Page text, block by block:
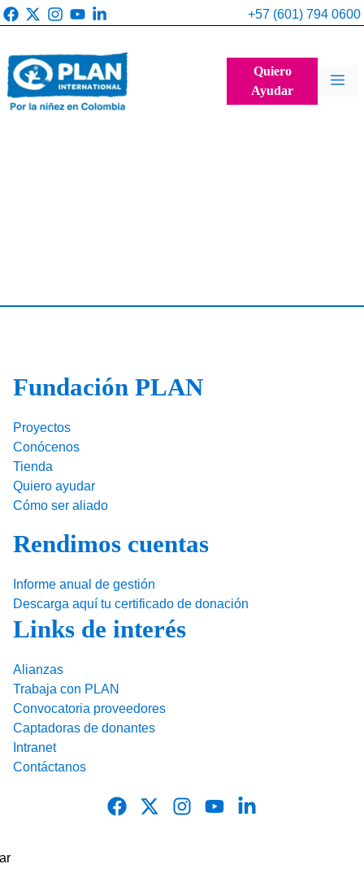
Saltar
al
+57 (601) 794 0600
Quiero
Ayudar
Fundación PLAN
Proyectos
Conócenos
Tienda
Quiero ayudar
Cómo ser aliado
Rendimos cuentas
Informe anual de gestión
Descarga aquí tu certificado de donación
Links de interés
Alianzas
Trabaja con PLAN
Convocatoria proveedores
Captadoras de donantes
Intranet
Contáctanos